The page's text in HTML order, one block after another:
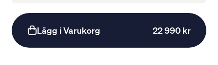
Lägg i Varukorg 22 990 kr